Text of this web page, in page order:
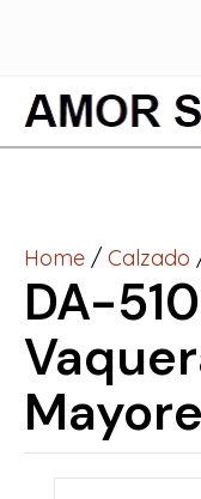
Home / Calzado
DA-